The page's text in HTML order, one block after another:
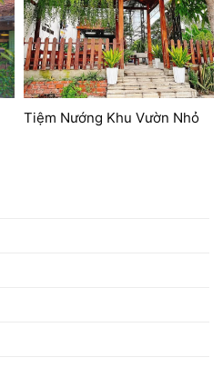
Tiệm Nướng Khu Vườn Nhỏ